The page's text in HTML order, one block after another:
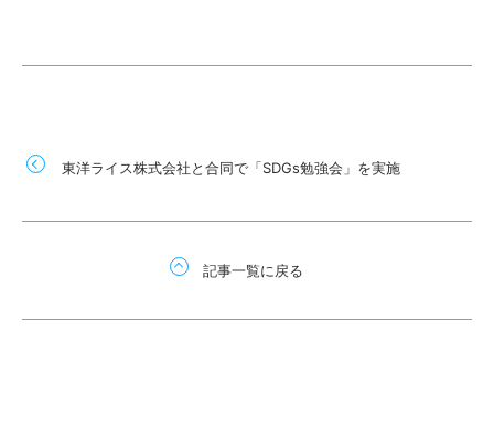
東洋ライス株式会社と合同で「SDGs勉強会」を実施
記事一覧に戻る